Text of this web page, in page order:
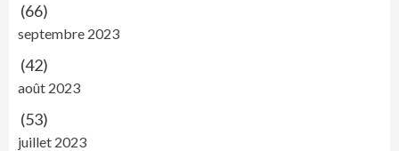
(66)
septembre 2023
(42)
août 2023
(53)
juillet 2023